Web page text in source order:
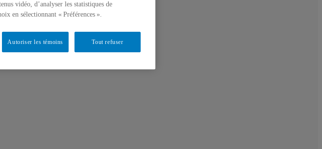
vidéo, d’analyser les statistiques de
en sélectionnant « Préférences ».
Tout refuser
Autoriser les témoins